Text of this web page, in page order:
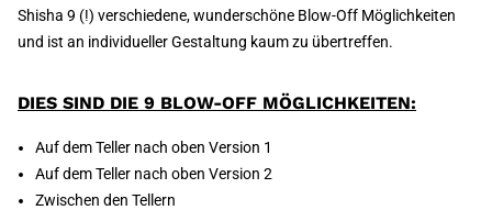
Shisha 9 (!) verschiedene, wunderschöne Blow-Off Möglichkeiten
und ist an individueller Gestaltung kaum zu übertreffen.
DIES SIND DIE 9 BLOW-OFF MÖGLICHKEITEN:
Auf dem Teller nach oben Version 1
Auf dem Teller nach oben Version 2
Zwischen den Tellern